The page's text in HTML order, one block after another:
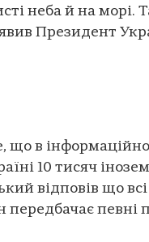
неба й на морі.
Президент
що в
10 тисяч
відповів що всі
передбачає певні